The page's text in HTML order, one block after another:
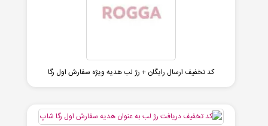
کد تخفیف ارسال رایگان + رژ لب هدیه ویژه سفارش اول رگا